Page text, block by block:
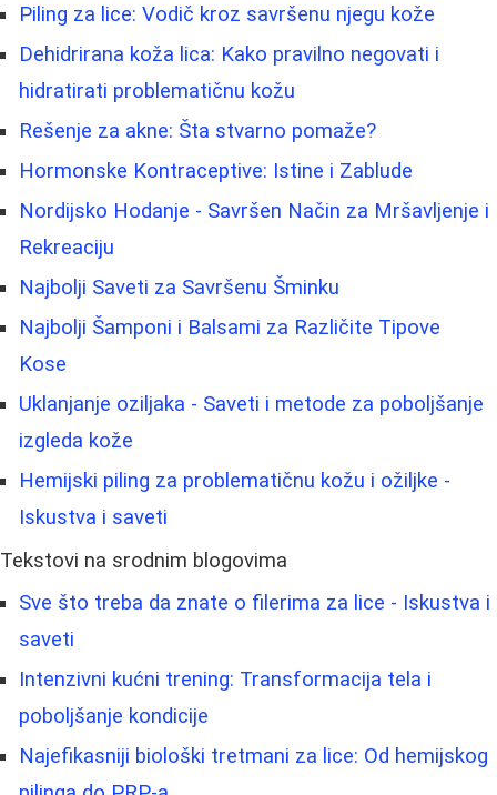
Piling za lice: Vodič kroz savršenu njegu kože
Dehidrirana koža lica: Kako pravilno negovati i
hidratirati problematičnu kožu
Rešenje za akne: Šta stvarno pomaže?
Hormonske Kontraceptive: Istine i Zablude
Nordijsko Hodanje - Savršen Način za Mršavljenje i
Rekreaciju
Najbolji Saveti za Savršenu Šminku
Najbolji Šamponi i Balsami za Različite Tipove
Kose
Uklanjanje oziljaka - Saveti i metode za poboljšanje
izgleda kože
Hemijski piling za problematičnu kožu i ožiljke -
Iskustva i saveti
Tekstovi na srodnim blogovima
Sve što treba da znate o filerima za lice - Iskustva i
saveti
Intenzivni kućni trening: Transformacija tela i
poboljšanje kondicije
Najefikasniji biološki tretmani za lice: Od hemijskog